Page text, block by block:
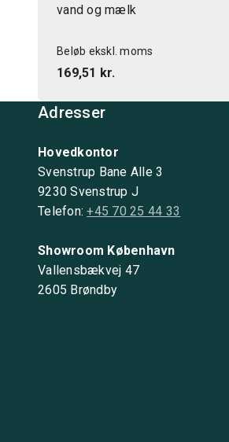
vand og mælk
Beløb ekskl. moms
169,51 kr.
Adresser
Hovedkontor
Svenstrup Bane Alle 3
9230 Svenstrup J
Telefon:+45 70 25 44 33
Showroom København
Vallensbækvej 47
2605 Brøndby